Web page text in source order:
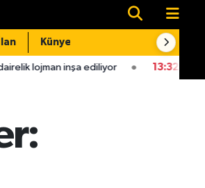
Künye
13:32Kahramanmaraş'ın